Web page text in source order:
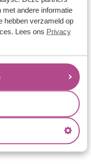
andere informatie
hebben verzameld op
Lees ons Privacy